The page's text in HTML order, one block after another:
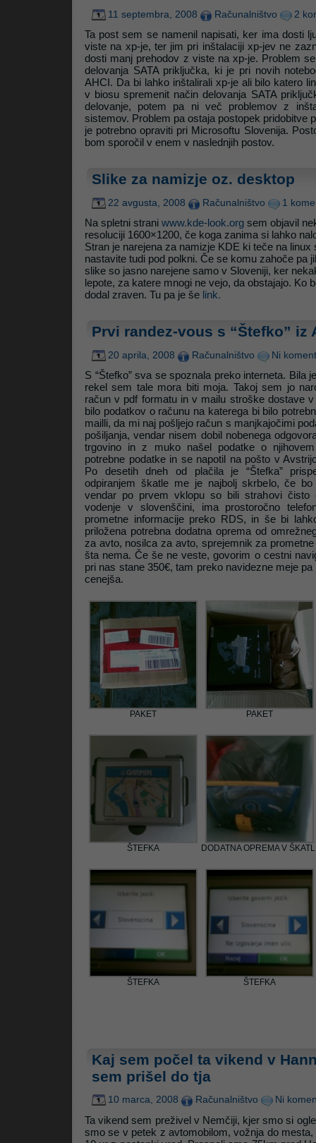
11 septembra, 2008 Računalništvo 2
Ta post sem se namenil napisati, ker ima dosti
viste na xp-je, ter jim pri inštalaciji xp-jev ne
dosti manj prehodov z viste na xp-je. Problem
delovanja SATA priključka, ki je pri novih
AHCI. Da bi lahko inštalirali xp-je ali bilo katero
v biosu spremenit način delovanja SATA
delovanje, potem pa ni več problemov z
sistemov. Problem pa ostaja postopek pridobitve
je potrebno opraviti pri Microsoftu Slovenija.
bom sporočil v enem v naslednjih postov.
Slike za namizje oz. desktop
22 avgusta, 2008 Računalništvo 1
Na spletni strani www.kde-look.org sem objavil
resoluciji 1600×1200, če koga zanima si lahko
Stran je narejena za namizje KDE ki teče na
nastavite tudi pod polkni. Če se komu zahoče pa
slike so jasno narejene samo v Sloveniji, ker
lepote, za katere mnogi ne vejo, da obstajajo. Ko
dodal zraven. Tu pa je še link.
Prvi randez-vous s “Štefko” iz
20 aprila, 2008 Računalništvo Ni
S “Štefko” sva se spoznala preko interneta. Bila
rekel sem tale mora biti moja. Takoj sem jo
račun v pdf formatu in v mailu stroške dostave
bilo podatkov o računu na katerega bi bilo
mailli, da mi naj pošljejo račun s manjkajočimi
pošiljanja, vendar nisem dobil nobenega
trgovino in z muko našel podatke o
potrebne podatke in se napotil na pošto v
Po desetih dneh od plačila je “Štefka”
odpiranjem škatle me je najbolj skrbelo, če
vendar po prvem vklopu so bili strahovi čisto
vodenje v slovenščini, ima prostoročno
prometne informacije preko RDS, in še bi
priložena potrebna dodatna oprema od
za avto, nosilca za avto, sprejemnik za
šta nema. Če še ne veste, govorim o cestni
pri nas stane 350€, tam preko navidezne meje
cenejša.
PAKET PAKET
ŠTEFKA DODATNA OPREMA V
ŠTEFKA ŠTEFKA
Kaj sem počel ta vikend v
sem prišel do tja
10 marca, 2008 Računalništvo Ni
Ta vikend sem preživel v Nemčiji, kjer smo si
smo se v petek z avtomobilom, vožnja do